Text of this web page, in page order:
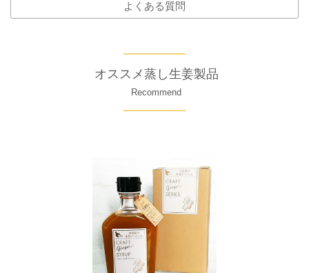
よくある質問
オススメ蒸し生姜製品
Recommend